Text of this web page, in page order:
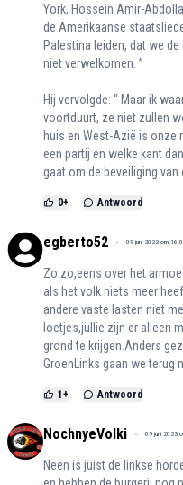
York, Hossein Amir-
de Amerikaanse
Palestina leiden, dat we
niet verwelkomen. ”
Hij vervolgde: “ Maar ik
voortduurt, ze niet zullen
huis en West-Azië is onze
een partij en welke kant
gaat om de beveiliging van
0+ Antwoord
egberto52 09 juni 2023 om
Zo zo,eens over het
als het volk niets meer
andere vaste lasten niet
loetjes,jullie zijn er alleen
grond te krijgen.Anders
GroenLinks gaan we terug
1 + Antwoord
NochnyeVolki 09 juni 2023
Neen is juist de linkse